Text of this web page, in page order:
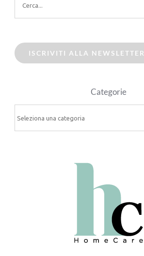
per:
ISCRIVITI ALLA NEWSLETTER
Categorie